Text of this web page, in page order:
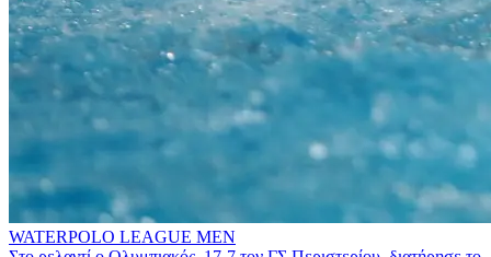
WATERPOLO LEAGUE MEN